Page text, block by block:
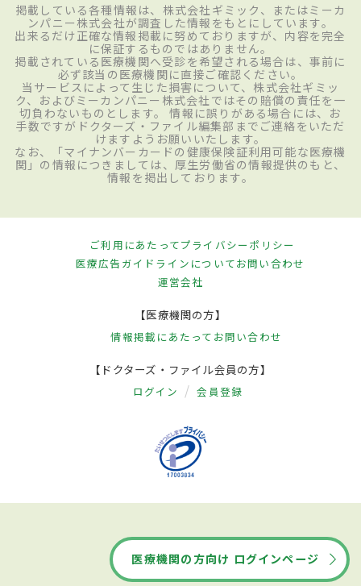
掲載している各種情報は、株式会社ギミック、またはミーカ
ンパニー株式会社が調査した情報をもとにしています。
出来るだけ正確な情報掲載に努めておりますが、内容を完全
に保証するものではありません。
掲載されている医療機関へ受診を希望される場合は、事前に
必ず該当の医療機関に直接ご確認ください。
当サービスによって生じた損害について、株式会社ギミッ
ク、およびミーカンパニー株式会社ではその賠償の責任を一
切負わないものとします。 情報に誤りがある場合には、お
手数ですがドクターズ・ファイル編集部までご連絡をいただ
けますようお願いいたします。
なお、「マイナンバーカードの健康保険証利用可能な医療機
関」の情報につきましては、厚生労働省の情報提供のもと、
情報を掲出しております。
ご利用にあたってプライバシーポリシー
医療広告ガイドラインについてお問い合わせ
運営会社
【医療機関の方】
情報掲載にあたって お問い合わせ
【ドクターズ・ファイル会員の方】
ログイン 会員登録
医療機関の方向け ログインページ